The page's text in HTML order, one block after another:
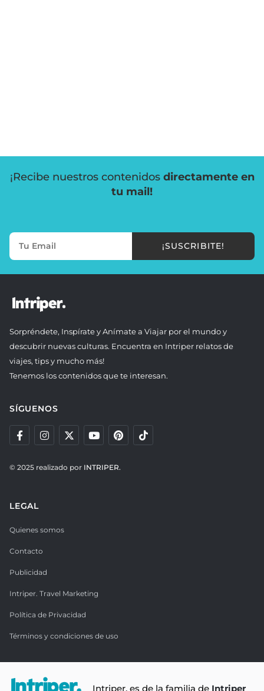
¡Recibe nuestros contenidos directamente en
tu mail!
¡SUSCRIBITE!
Sorpréndete, Inspírate y Anímate a Viajar por el mundo y
descubrir nuevas culturas. Encuentra en Intriper relatos de
viajes, tips y mucho más!
Tenemos los contenidos que te interesan.
SÍGUENOS
© 2025 realizado por INTRIPER.
LEGAL
Quienes somos
Contacto
Publicidad
Intriper. Travel Marketing
Política de Privacidad
Términos y condiciones de uso
Intriper. es de la familia de Intriper